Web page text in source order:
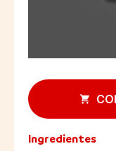
Ingredientes